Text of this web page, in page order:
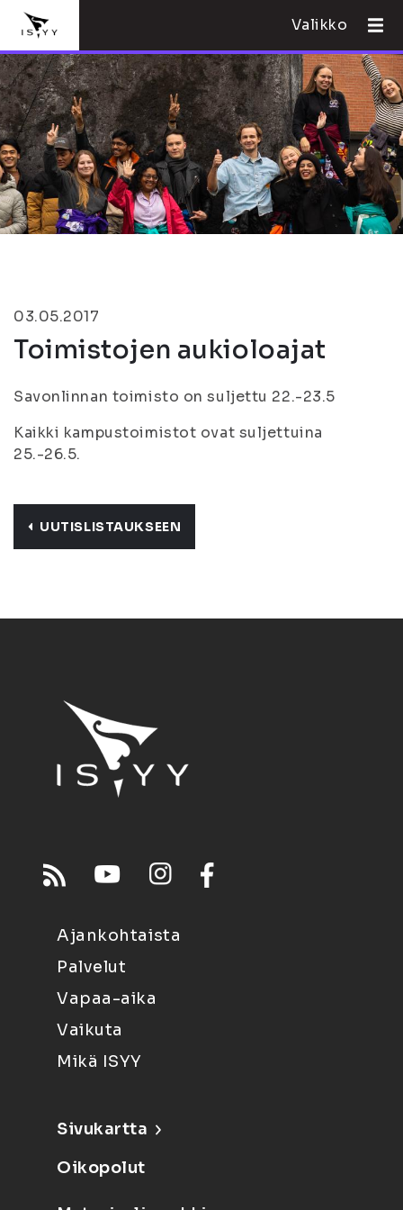
Valikko
03.05.2017
Toimistojen aukioloajat
Savonlinnan toimisto on suljettu 22.-23.5
Kaikki kampustoimistot ovat suljettuina
25.-26.5.
UUTISLISTAUKSEEN
Ajankohtaista
Palvelut
Vapaa-aika
Vaikuta
Mikä ISYY
Sivukartta
Oikopolut